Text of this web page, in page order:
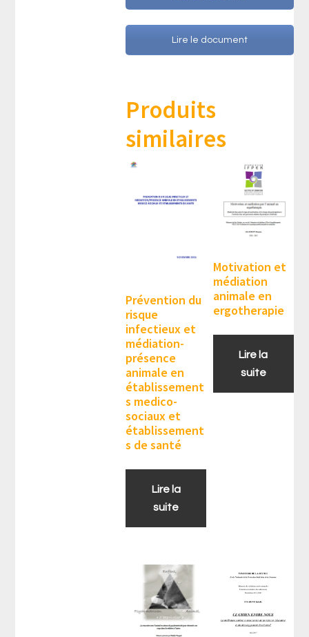
Lire le document
Produits
similaires
Prévention du
risque
infectieux et
médiation-
présence
animale en
établissement
s medico-
sociaux et
établissement
s de santé
Lire la
suite
Motivation et
médiation
animale en
ergotherapie
Lire la
suite